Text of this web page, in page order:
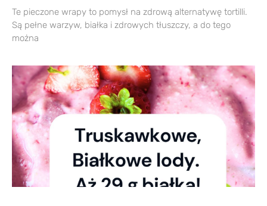
Te pieczone wrapy to pomysł na zdrową alternatywę tortilli.
Są pełne warzyw, białka i zdrowych tłuszczy, a do tego
można